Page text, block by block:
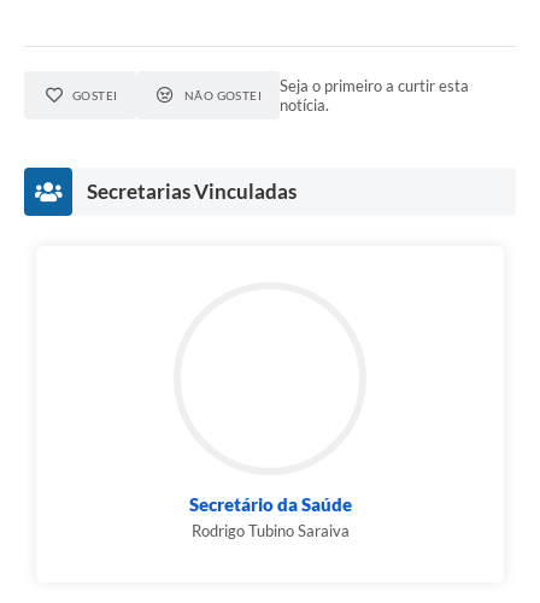
GOSTEI NÃO GOSTEI
Seja o primeiro a curtir esta
notícia.
Secretarias Vinculadas
Secretário da Saúde
Rodrigo Tubino Saraiva